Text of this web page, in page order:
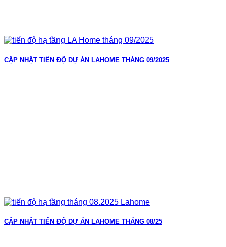
CẬP NHẬT TIẾN ĐỘ DỰ ÁN LAHOME THÁNG 09/2025
CẬP NHẬT TIẾN ĐỘ DỰ ÁN LAHOME THÁNG 08/25